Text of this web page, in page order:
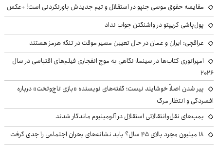
مقایسه حقوق موسی جنپو در استقلال و تیم جدیدش باورنکردنی است! +عکس
پول‌پاشی کریپتو در واشنگتن جواب نداد
عراقچی: ایران و عمان در حال تعیین مسیر موقت در تنگه هرمز هستند
امپراتوری کتاب‌ها در سینما؛ نگاهی به موج انفجاری فیلم‌های اقتباسی در سال
۲۰۲۶
پیر شدن اصلاً خوشایند نیست؛ گفته‌های نویسنده «بازی تاج‌وتخت» درباره
افسردگی و انتظار مرگ
بمب‌های نقل‌وانتقالاتی استقلال در آلومینیوم ماندگار شدند
۱۸ میلیون مجرد بالای ۴۵ سال؟ باید نشانه‌های بحران اجتماعی را جدی گرفت